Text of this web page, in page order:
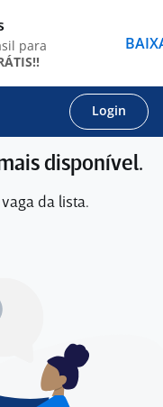
Login
disponível.
vaga da lista.
para